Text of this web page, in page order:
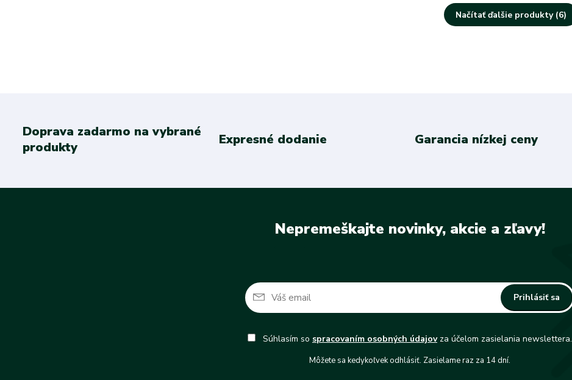
Načítať ďalšie produkty (6)
Doprava zadarmo na vybrané
produkty
Expresné dodanie Garancia nízkej ceny
Nepremeškajte novinky, akcie a zľavy!
Prihlásiť sa
Súhlasím so spracovaním osobných údajovza účelom zasielania newslettera.
Môžete sa kedykoľvek odhlásiť. Zasielame raz za 14 dní.